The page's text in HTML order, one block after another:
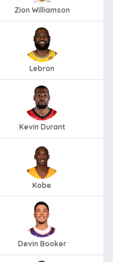
Zion Williamson
Lebron
Kevin Durant
Kobe
Devin Booker